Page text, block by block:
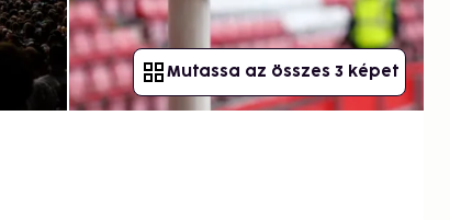
Mutassa az összes 3 képet